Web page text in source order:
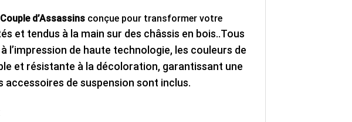
d’Assassins conçue pour transformer votre
et tendus à la main sur des châssis en bois..Tous
l’impression de haute technologie, les couleurs de
et résistante à la décoloration, garantissant une
accessoires de suspension sont inclus.